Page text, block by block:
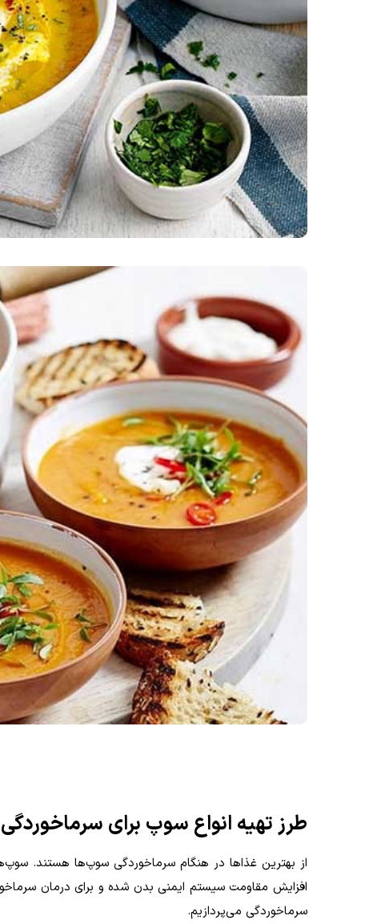
طرز تهیه انواع سوپ برای سرماخوردگی
از بهترین‌ غذاها در هنگام سرماخوردگی سوپ‌ها هستند.
افزایش مقاومت سیستم ایمنی بدن شده و برای درمان
سرماخوردگی می‌پردازیم.